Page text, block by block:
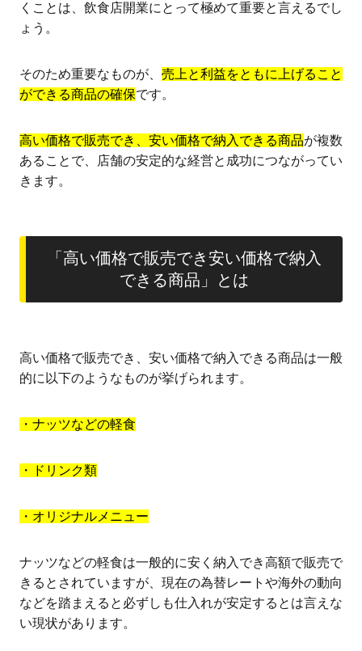
くことは、飲食店開業にとって極めて重要と言えるでし
ょう。
そのため重要なものが、 売上と利益をともに上げること
ができる商品の確保です。
高い価格で販売でき、安い価格で納入できる商品が複数
あることで、店舗の安定的な経営と成功につながってい
きます。
「高い価格で販売でき安い価格で納入
できる商品」とは
高い価格で販売でき、安い価格で納入できる商品は一般
的に以下のようなものが挙げられます。
・ナッツなどの軽食
・ドリンク類
・オリジナルメニュー
ナッツなどの軽食は一般的に安く納入でき高額で販売で
きるとされていますが、現在の為替レートや海外の動向
などを踏まえると必ずしも仕入れが安定するとは言えな
い現状があります。